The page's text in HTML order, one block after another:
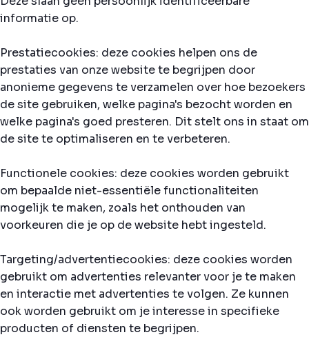
informatie op.
Prestatiecookies: deze cookies helpen ons de
prestaties van onze website te begrijpen door
anonieme gegevens te verzamelen over hoe bezoekers
de site gebruiken, welke pagina's bezocht worden en
welke pagina's goed presteren. Dit stelt ons in staat om
de site te optimaliseren en te verbeteren.
Functionele cookies: deze cookies worden gebruikt
om bepaalde niet-essentiële functionaliteiten
mogelijk te maken, zoals het onthouden van
voorkeuren die je op de website hebt ingesteld.
Targeting/advertentiecookies: deze cookies worden
gebruikt om advertenties relevanter voor je te maken
en interactie met advertenties te volgen. Ze kunnen
ook worden gebruikt om je interesse in specifieke
producten of diensten te begrijpen.